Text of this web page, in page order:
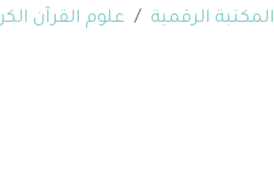
المكتبة الرقمية علوم القرآن